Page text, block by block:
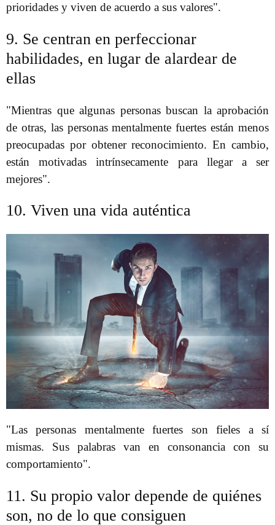
prioridades y viven de acuerdo a sus valores".
9. Se centran en perfeccionar
habilidades, en lugar de alardear de
ellas
"Mientras que algunas personas buscan la aprobación
de otras, las personas mentalmente fuertes están menos
preocupadas por obtener reconocimiento. En cambio,
están motivadas intrínsecamente para llegar a ser
mejores".
10. Viven una vida auténtica
"Las personas mentalmente fuertes son fieles a sí
mismas. Sus palabras van en consonancia con su
comportamiento".
11. Su propio valor depende de quiénes
son, no de lo que consiguen